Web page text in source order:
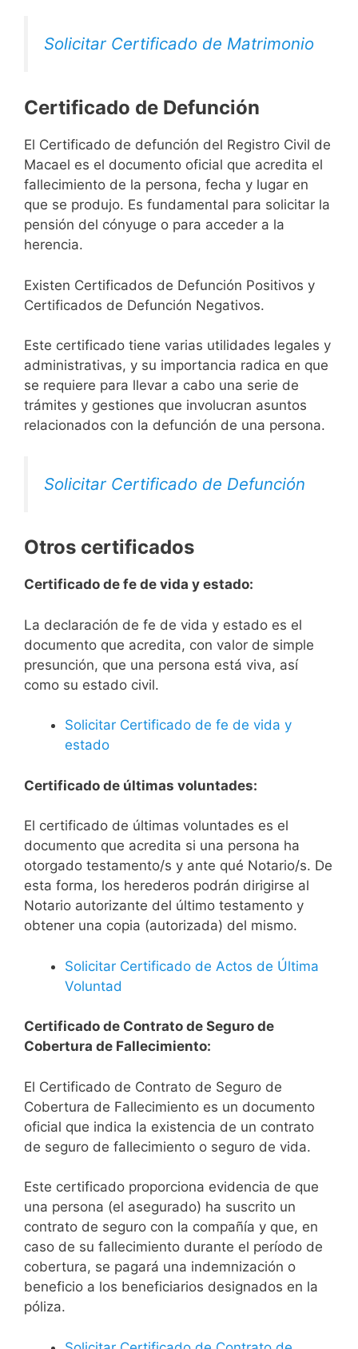
Solicitar Certificado de Matrimonio
Certificado de Defunción
El Certificado de defunción del Registro Civil de
Macael es el documento oficial que acredita el
fallecimiento de la persona, fecha y lugar en
que se produjo. Es fundamental para solicitar la
pensión del cónyuge o para acceder a la
herencia.
Existen Certificados de Defunción Positivos y
Certificados de Defunción Negativos.
Este certificado tiene varias utilidades legales y
administrativas, y su importancia radica en que
se requiere para llevar a cabo una serie de
trámites y gestiones que involucran asuntos
relacionados con la defunción de una persona.
Solicitar Certificado de Defunción
Otros certificados
Certificado de fe de vida y estado:
La declaración de fe de vida y estado es el
documento que acredita, con valor de simple
presunción, que una persona está viva, así
como su estado civil.
Solicitar Certificado de fe de vida y
estado
Certificado de últimas voluntades:
El certificado de últimas voluntades es el
documento que acredita si una persona ha
otorgado testamento/s y ante qué Notario/s. De
esta forma, los herederos podrán dirigirse al
Notario autorizante del último testamento y
obtener una copia (autorizada) del mismo.
Solicitar Certificado de Actos de Última
Voluntad
Certificado de Contrato de Seguro de
Cobertura de Fallecimiento:
El Certificado de Contrato de Seguro de
Cobertura de Fallecimiento es un documento
oficial que indica la existencia de un contrato
de seguro de fallecimiento o seguro de vida.
Este certificado proporciona evidencia de que
una persona (el asegurado) ha suscrito un
contrato de seguro con la compañía y que, en
caso de su fallecimiento durante el período de
cobertura, se pagará una indemnización o
beneficio a los beneficiarios designados en la
póliza.